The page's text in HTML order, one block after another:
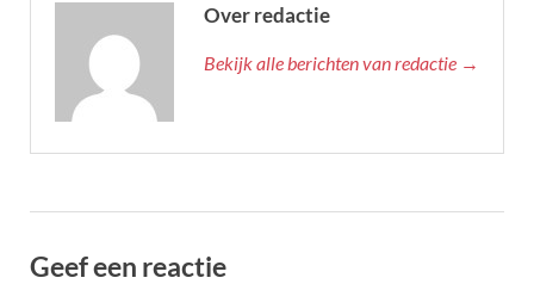
Over redactie
Bekijk alle berichten van redactie →
Geef een reactie